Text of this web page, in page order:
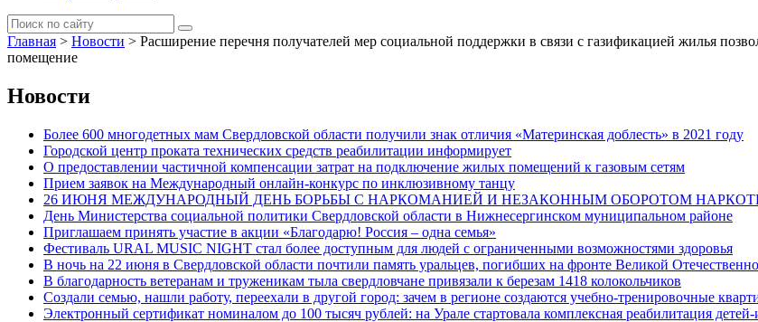
Главная > Новости > Расширение перечня получателей мер социальной поддержки в связи с газификацией жилья
помещение
Новости
Более 600 многодетных мам Свердловской области получили знак отличия «Материнская доблесть» в 2021 году
Городской центр проката технических средств реабилитации информирует
О предоставлении частичной компенсации затрат на подключение жилых помещений к газовым сетям
Прием заявок на Международный онлайн-конкурс по инклюзивному танцу
26 ИЮНЯ МЕЖДУНАРОДНЫЙ ДЕНЬ БОРЬБЫ С НАРКОМАНИЕЙ И НЕЗАКОННЫМ ОБОРОТОМ
День Министерства социальной политики Свердловской области в Нижнесергинском муниципальном районе
Приглашаем принять участие в акции «Благодарю! Россия – одна семья»
Фестиваль URAL MUSIC NIGHT стал более доступным для людей с ограниченными возможностями здоровья
В ночь на 22 июня в Свердловской области почтили память уральцев, погибших на фронте Великой
В благодарность ветеранам и труженикам тыла свердловчане привязали к березам 1418 колокольчиков
Создали семью, нашли работу, переехали в другой город: зачем в регионе создаются учебно-тренировочные
Электронный сертификат номиналом до 100 тысяч рублей: на Урале стартовала комплексная реабилитация